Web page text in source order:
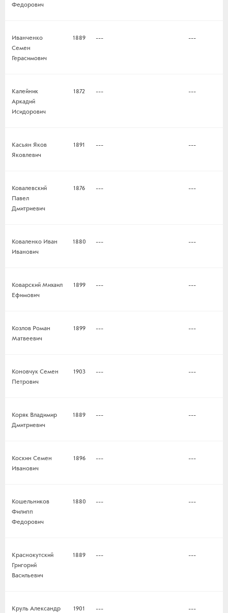
Федорович
Иванченко
Семен
Герасимович
1889 --- ---
Калейник
Аркадий
Исидорович
1872 --- ---
Касьян Яков
Яковлевич
1891 --- ---
Ковалевский
Павел
Дмитриевич
1876 --- ---
Коваленко Иван
Иванович
1880 --- ---
Коварский Михаил
Ефимович
1899 --- ---
Козлов Роман
Матвеевич
1899 --- ---
Коновчук Семен
Петрович
1903 --- ---
Коряк Владимир
Дмитриевич
1889 --- ---
Коскин Семен
Иванович
1896 --- ---
Кошельников
Филипп
Федорович
1880 --- ---
Краснокутский
Григорий
Васильевич
1889 --- ---
Круль Александр
1901 --- ---